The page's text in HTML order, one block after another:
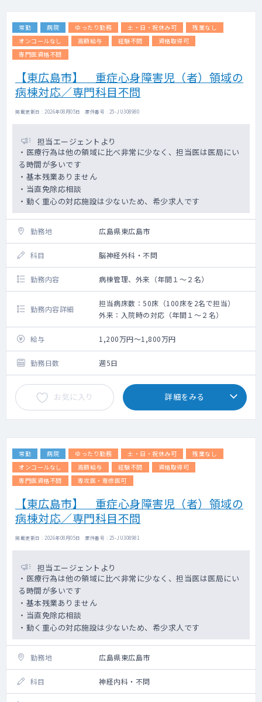
常勤 病院 ゆったり勤務 土・日・祝休み可
残業なし
オンコールなし
高額給与 経験不問
資格取得可
専門医資格不問
【東広島市】 重症心身障害児（者）領域の
病棟対応／専門科目不問
掲載更新日 : 2026年08月05日 案件番号 : 25-JU308980
担当エージェントより
・医療行為は他の領域に比べ非常に少なく、担当医は医局にい
る時間が多いです
・基本残業ありません
・当直免除応相談
・動く重心の対応施設は少ないため、希少求人です
勤務地 広島県東広島市
科目 脳神経外科・不問
勤務内容 病棟管理、外来（年間１～２名）
勤務内容詳細
担当病床数：50床（100床を2名で担当）
外来：入院時の対応（年間１～２名）
給与 1,200万円～1,800万円
勤務日数 週5日
お気に入り 詳細をみる
常勤 病院 ゆったり勤務 土・日・祝休み可
残業なし
オンコールなし
高額給与 経験不問
資格取得可
専門医資格不問
専攻医・専修医可
【東広島市】 重症心身障害児（者）領域の
病棟対応／専門科目不問
掲載更新日 : 2026年08月05日 案件番号 : 25-JU308981
担当エージェントより
・医療行為は他の領域に比べ非常に少なく、担当医は医局にい
る時間が多いです
・基本残業ありません
・当直免除応相談
・動く重心の対応施設は少ないため、希少求人です
勤務地 広島県東広島市
科目 神経内科・不問